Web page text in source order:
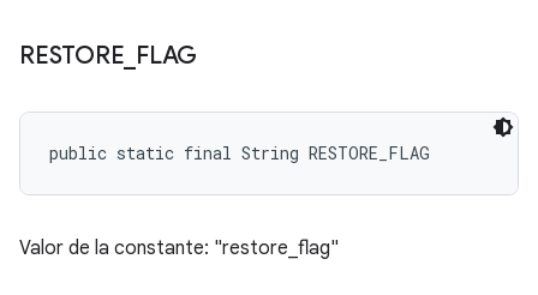
RESTORE FLAG
public static final String RESTORE_FLAG
Valor de la constante: "restore_flag"